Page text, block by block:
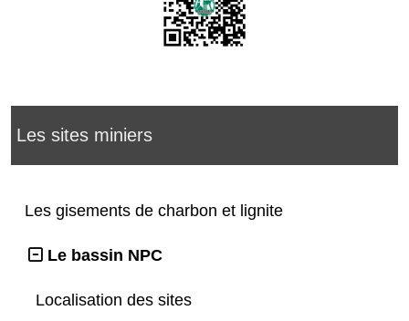
Les sites miniers
Les gisements de charbon et lignite
Le bassin NPC
Localisation des sites